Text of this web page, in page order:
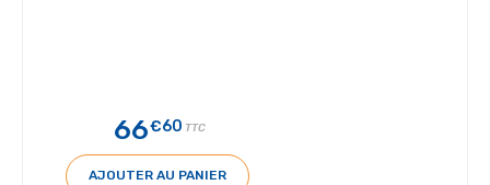
66€60 TTC
AJOUTER AU PANIER